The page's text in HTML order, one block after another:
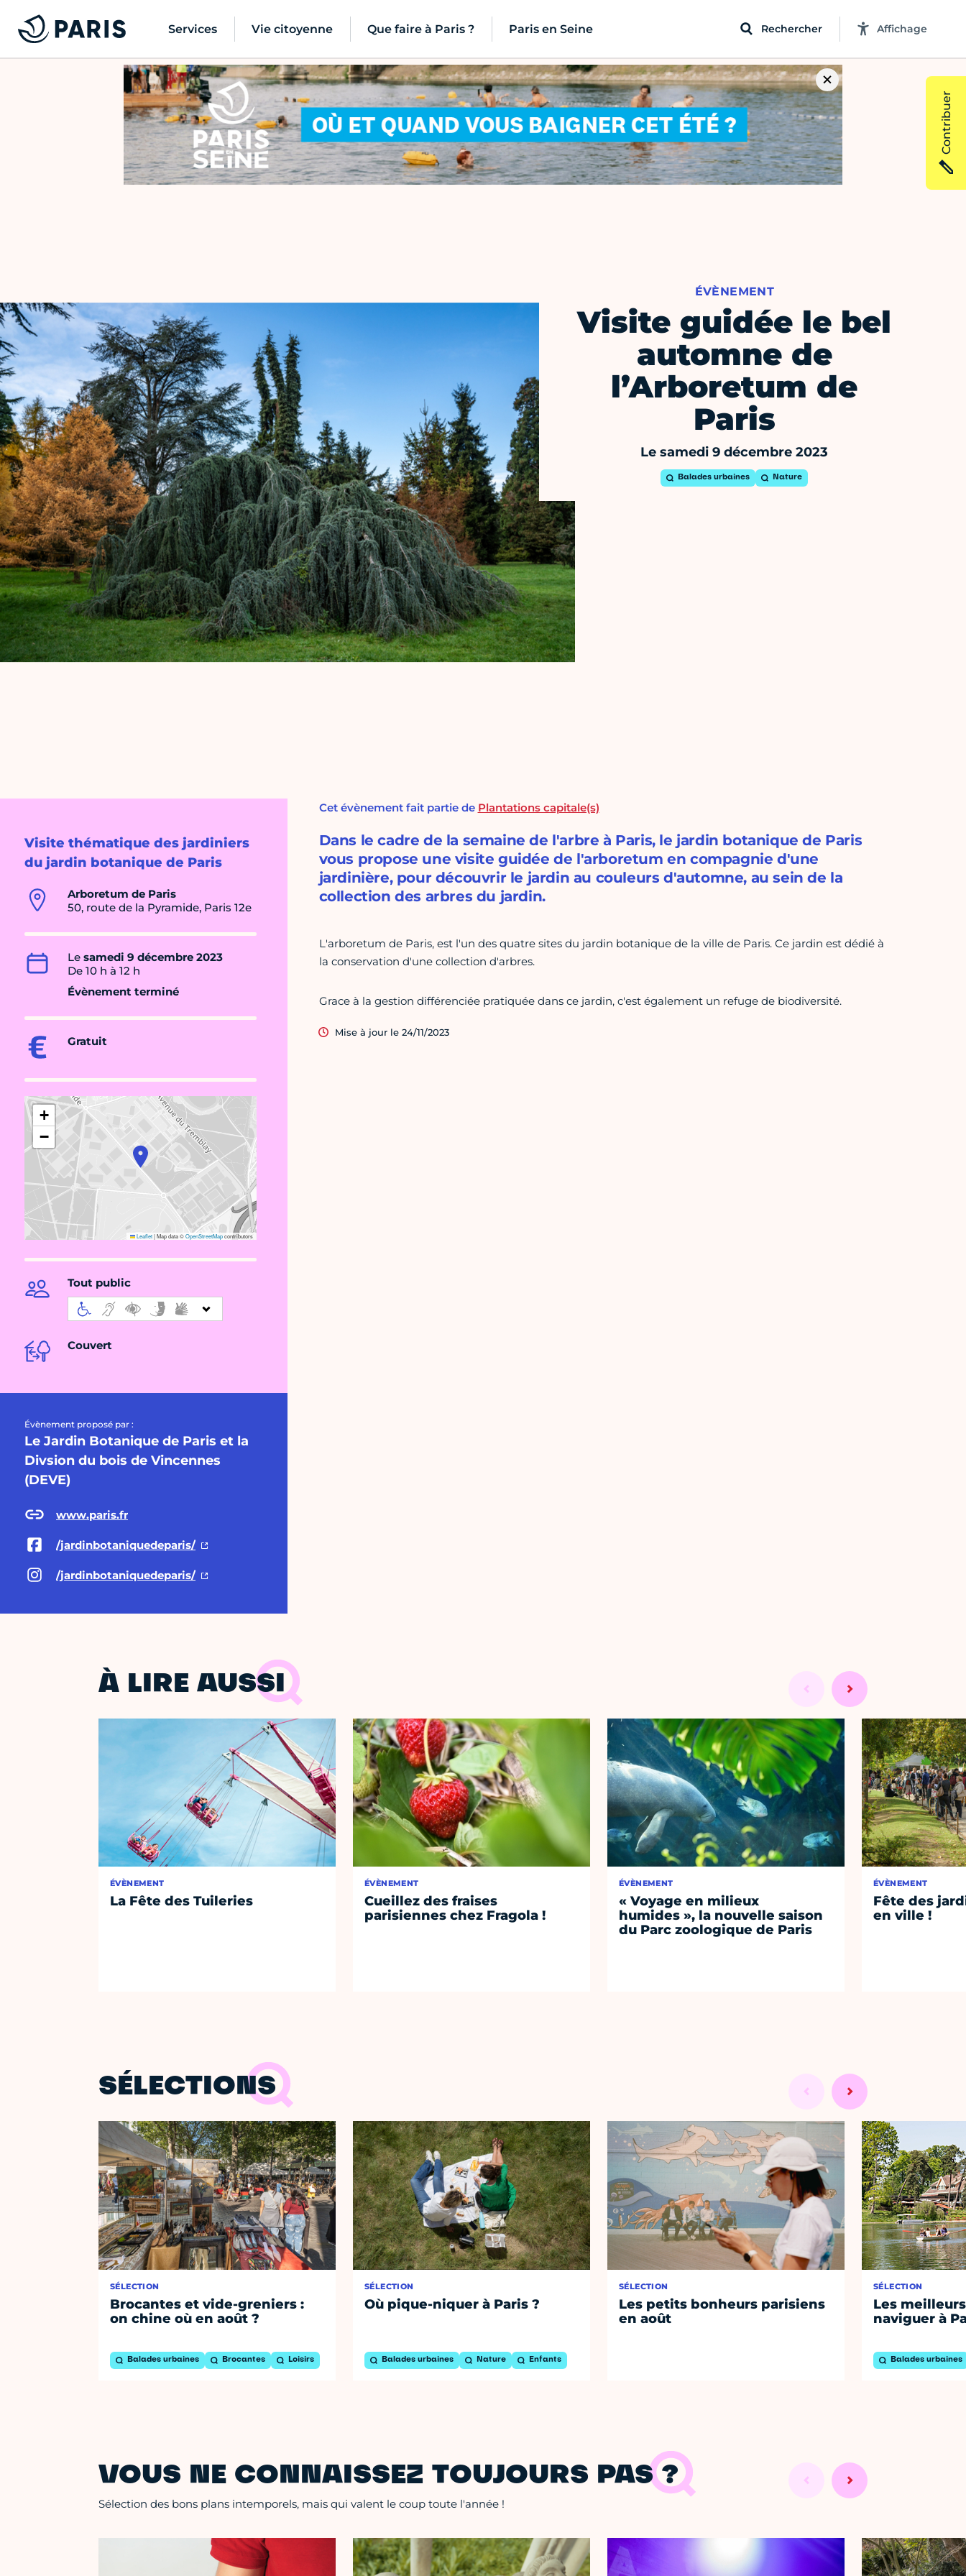
Services Vie citoyenne Que faire à Paris ? Paris en Seine Rechercher Affichage
ÉVÈNEMENT
Visite guidée le bel
automne de
l’Arboretum de
Paris
Le samedi 9 décembre 2023
Balades urbaines Nature
Visite thématique des jardiniers
du jardin botanique de Paris
Arboretum de Paris
50, route de la Pyramide, Paris 12e
Le samedi 9 décembre 2023
De 10 h à 12 h
Évènement terminé
Gratuit
+
−
Leaflet|Map data ©OpenStreetMapcontributors
Tout public
Couvert
Évènement proposé par :
Le Jardin Botanique de Paris et la
Divsion du bois de Vincennes
(DEVE)
www.paris.fr
/jardinbotaniquedeparis/
/jardinbotaniquedeparis/
Cet évènement fait partie de Plantations capitale(s)
Dans le cadre de la semaine de l'arbre à Paris, le jardin botanique de Paris
vous propose une visite guidée de l'arboretum en compagnie d'une
jardinière, pour découvrir le jardin au couleurs d'automne, au sein de la
collection des arbres du jardin.
L'arboretum de Paris, est l'un des quatre sites du jardin botanique de la ville de Paris. Ce jardin est dédié à
la conservation d'une collection d'arbres.
Grace à la gestion différenciée pratiquée dans ce jardin, c'est également un refuge de biodiversité.
Mise à jour le 24/11/2023
À LIRE AUSSI
ÉVÈNEMENT
La Fête des Tuileries
ÉVÈNEMENT
Cueillez des fraises
parisiennes chez Fragola !
ÉVÈNEMENT
« Voyage en milieux
humides », la nouvelle saison
du Parc zoologique de Paris
ÉVÈNEMENT
Fête des
en ville !
SÉLECTIONS
SÉLECTION
Brocantes et vide-greniers :
on chine où en août ?
Balades urbaines Brocantes Loisirs
SÉLECTION
Où pique-niquer à Paris ?
Balades urbaines Nature Enfants
SÉLECTION
Les petits bonheurs parisiens
en août
SÉLECTION
Les
naviguer à
Balades urbaines
VOUS NE CONNAISSEZ TOUJOURS PAS ?
Sélection des bons plans intemporels, mais qui valent le coup toute l'année !
Contribuer